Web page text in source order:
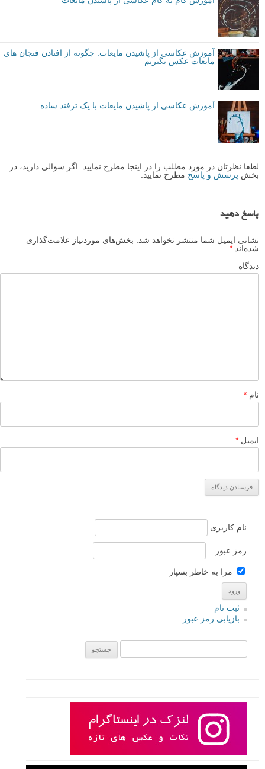
آموزش عکاسی از پاشیدن مایعات: چگونه از افتادن فنجان های
مایعات عکس بگیریم
آموزش عکاسی از پاشیدن مایعات با یک ترفند ساده
لطفا نظرتان در مورد مطلب را در اینجا مطرح نمایید. اگر سوالی دارید، در
بخش پرسش و پاسخ مطرح نمایید.
پاسخ دهید
نشانی ایمیل شما منتشر نخواهد شد. بخش‌های موردنیاز علامت‌گذاری
شده‌اند *
دیدگاه
نام *
ایمیل *
نام کاربری
رمز عبور
مرا به خاطر بسپار
ثبت نام
بازیابی رمز عبور